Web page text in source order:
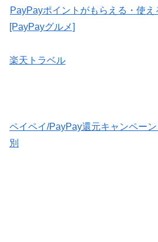
PayPayポイントがもらえる・使え
[PayPayグルメ]
楽天トラベル
ペイペイ/PayPay還元キャンペー
別